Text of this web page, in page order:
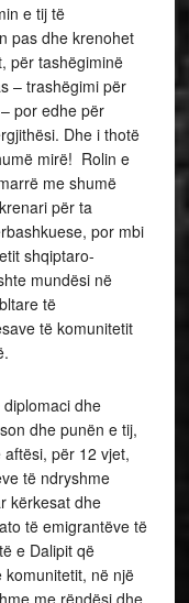
e tij të
pas dhe krenohet
për tashëgiminë
– trashëgimi për
por edhe për
Dhe i thotë
mirë! Rolin e
me shumë
për ta
por mbi
shqiptaro-
mundësi në
të
të komunitetit
dhe
dhe punën e tij,
për 12 vjet,
të ndryshme
kërkesat dhe
të emigrantëve të
e Dalipit që
komunitetit, në një
me rëndësi dhe